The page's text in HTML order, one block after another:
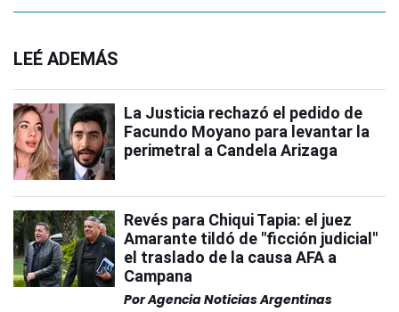
LEÉ ADEMÁS
La Justicia rechazó el pedido de
Facundo Moyano para levantar la
perimetral a Candela Arizaga
Revés para Chiqui Tapia: el juez
Amarante tildó de "ficción judicial"
el traslado de la causa AFA a
Campana
PorAgencia Noticias Argentinas